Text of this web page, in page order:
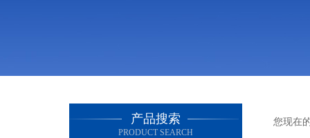
产品搜索
PRODUCT SEARCH
您现在